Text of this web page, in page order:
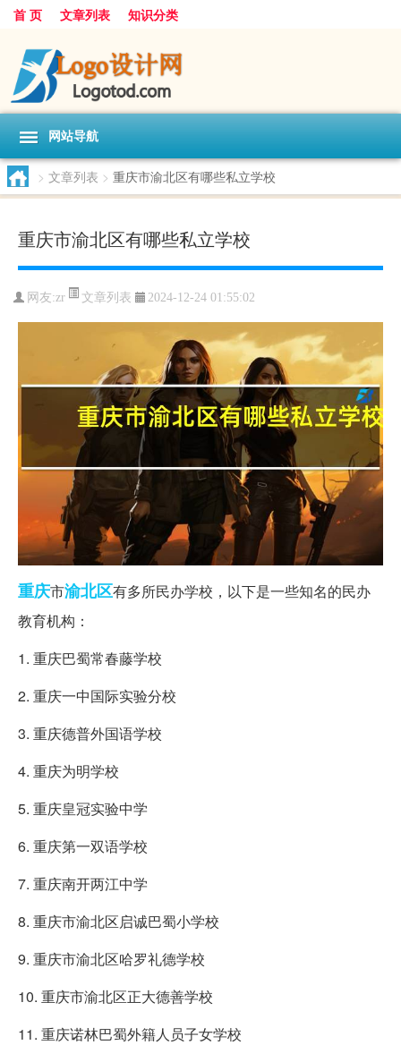
首 页 文章列表 知识分类
网站导航
> 文章列表 > 重庆市渝北区有哪些私立学校
重庆市渝北区有哪些私立学校
网友:zr 文章列表 2024-12-24 01:55:02
重庆市渝北区有多所民办学校，以下是一些知名的民办
教育机构：
1. 重庆巴蜀常春藤学校
2. 重庆一中国际实验分校
3. 重庆德普外国语学校
4. 重庆为明学校
5. 重庆皇冠实验中学
6. 重庆第一双语学校
7. 重庆南开两江中学
8. 重庆市渝北区启诚巴蜀小学校
9. 重庆市渝北区哈罗礼德学校
10. 重庆市渝北区正大德善学校
11. 重庆诺林巴蜀外籍人员子女学校